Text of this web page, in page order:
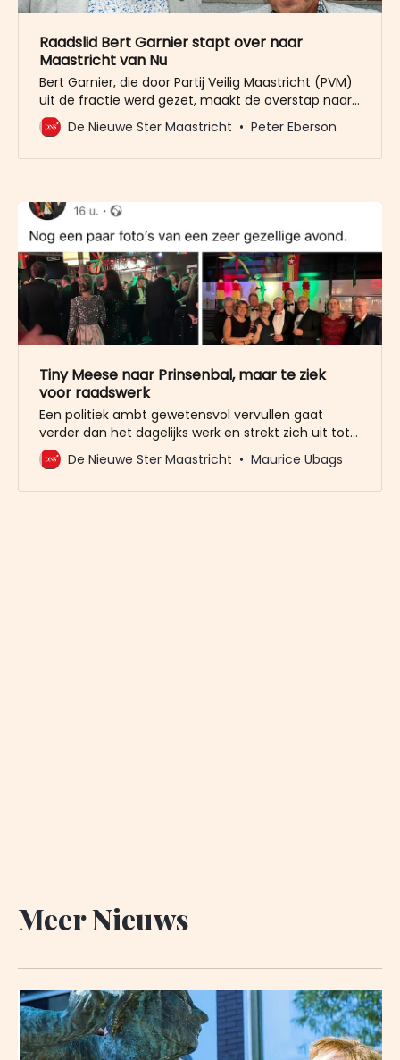
Raadslid Bert Garnier stapt over naar
Maastricht van Nu
Bert Garnier, die door Partij Veilig Maastricht (PVM)
uit de fractie werd gezet, maakt de overstap naar
Maastricht van Nu. Garnier sluit zich officieel op 1
oktober aan bij de partij van Jo Smeets.
De Nieuwe Ster Maastricht Peter Eberson
Tiny Meese naar Prinsenbal, maar te ziek
voor raadswerk
Een politiek ambt gewetensvol vervullen gaat
verder dan het dagelijks werk en strekt zich uit tot
in de privésfeer. Dat zinnetje komt uit de
gedragscode gemeenteraad gemeente
De Nieuwe Ster Maastricht Maurice Ubags
Meer Nieuws